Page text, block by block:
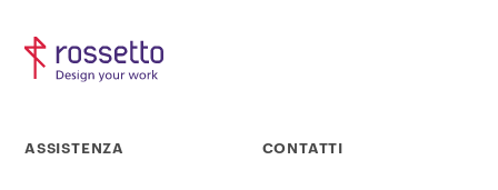
ASSISTENZA CONTATTI